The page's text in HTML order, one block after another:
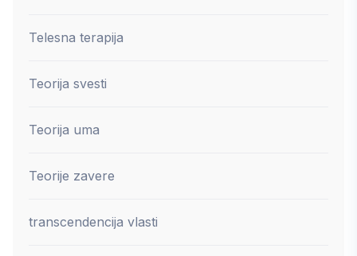
Telesna terapija
Teorija svesti
Teorija uma
Teorije zavere
transcendencija vlasti